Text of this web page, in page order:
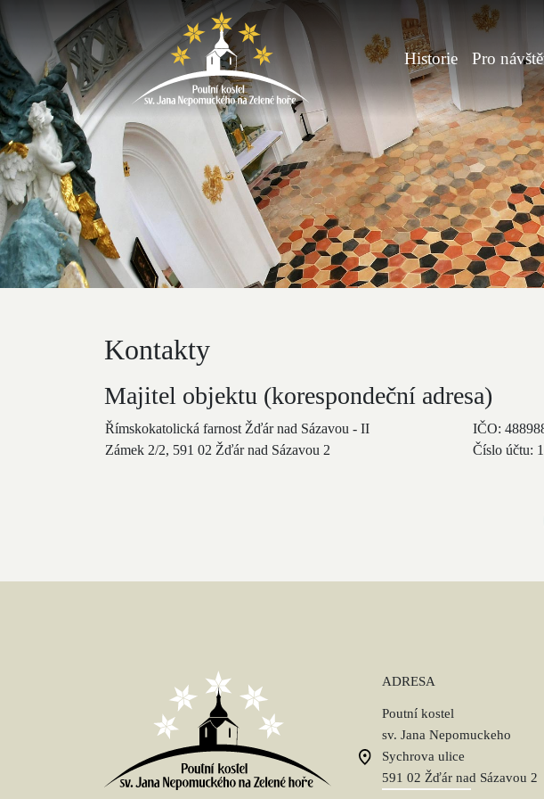
Historie Pro
Kontakty
Majitel objektu (korespondeční adresa)
Římskokatolická farnost Žďár nad Sázavou - II
Zámek 2/2, 591 02 Žďár nad Sázavou 2
IČO:
Číslo účtu:
ADRESA
Poutní kostel
sv. Jana Nepomuckeho
Sychrova ulice
591 02 Žďár nad Sázavou 2